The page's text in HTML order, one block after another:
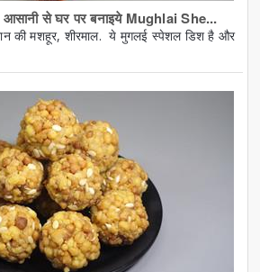
आसानी से घर पर बनाइये Mughlai She...
की मशहूर, शीरमाल. ये मुगलई स्पेशल डिश है और